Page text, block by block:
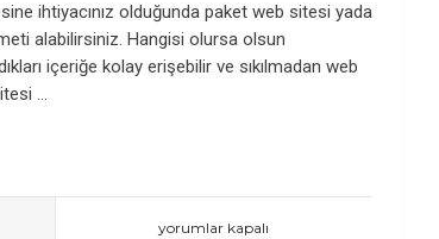
ihtiyacınız olduğunda paket web sitesi yada
alabilirsiniz. Hangisi olursa olsun
içeriğe kolay erişebilir ve sıkılmadan web
…
Profesyonel
yorumlar kapalı